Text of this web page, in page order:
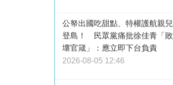
公帑出國吃甜點、特權護航親兒
登島！ 民眾黨痛批徐佳青「敗
壞官箴」：應立即下台負責
2026-08-05 12:46